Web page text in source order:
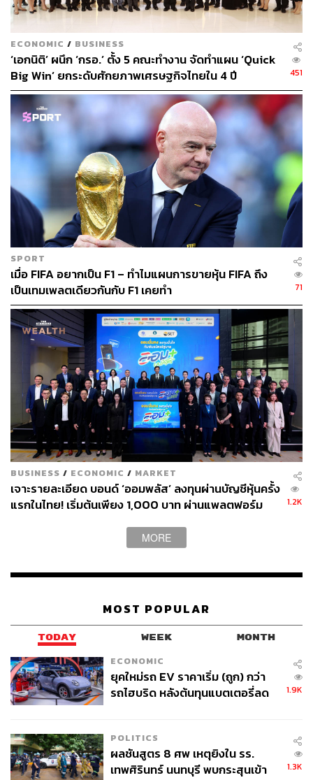
ECONOMIC / BUSINESS
‘เอกนิติ’ ผนึก ‘กรอ.’ ตั้ง 5 คณะทำงาน จัดทำแผน ‘Quick
Big Win’ ยกระดับศักยภาพเศรษฐกิจไทยใน 4 ปี
451
SPORT
เมื่อ FIFA อยากเป็น F1 – ทำไมแผนการขายหุ้น FIFA ถึง
เป็นเทมเพลตเดียวกันกับ F1 เคยทำ
71
BUSINESS / ECONOMIC / MARKET
เจาะรายละเอียด บอนด์ ‘ออมพลัส’ ลงทุนผ่านบัญชีหุ้นครั้ง
แรกในไทย! เริ่มต้นเพียง 1,000 บาท ผ่านแพลตฟอร์ม
1.2K
MORE
MOST POPULAR
TODAY WEEK MONTH
ECONOMIC
ยุคใหม่รถ EV ราคาเริ่ม (ถูก) กว่า
รถไฮบริด หลังต้นทุนแบตเตอรี่ลด
1.9K
POLITICS
ผลชันสูตร 8 ศพ เหตุยิงใน รร.
เทพศิรินทร์ นนทบุรี พบกระสุนเข้า
1.3K